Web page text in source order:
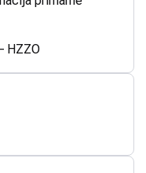
HZZO